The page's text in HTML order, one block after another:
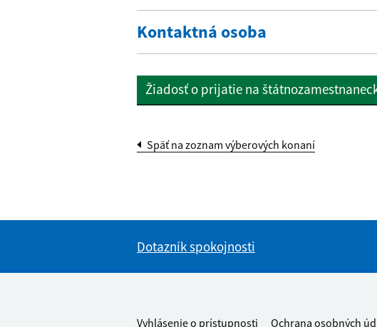
Kontaktná osoba
Žiadosť o prijatie na
Späť na zoznam výberových konaní
Dotazník spokojnosti
Vyhlásenie o prístupnosti Ochrana osobných